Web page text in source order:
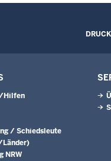
Hilfen
/ Schiedsleute
Länder)
NRW